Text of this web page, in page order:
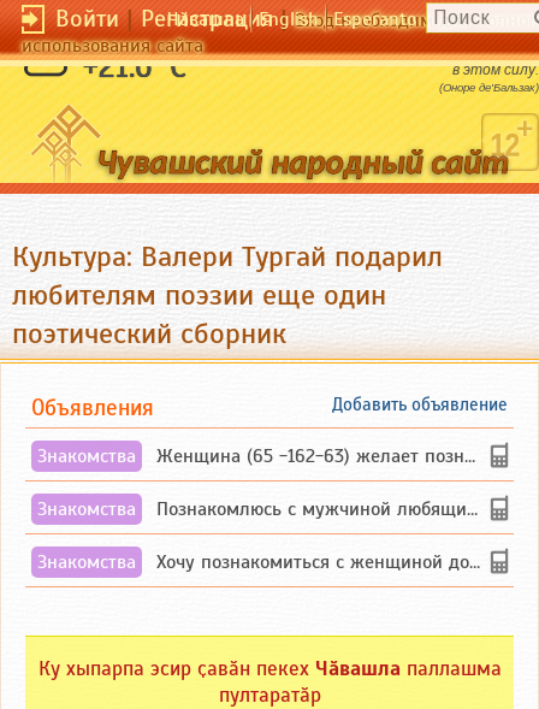
Войти|Регистрация|Вход необходим для
использования сайта
Чӑвашла English Esperanto
+21.6 °C
Осознав свою слабость, человек черпает
в этом силу.
(Оноре де'Бальзак)
Культура: Валери Тургай подарил
любителям поэзии еще один
поэтический сборник
Добавить объявление
Объявления
Знакомства Женщина (65 -162-63) желает познакомиться с одиноким, добродушным, без вредных ...
Знакомства Познакомлюсь с мужчиной любящим танцевать и петь на родном чувашском языке
Знакомства Хочу познакомиться с женщиной до 55 лет чувашской или русской национальности дл...
Ку хыпарпа эсир ҫавӑн пекех Чӑвашла паллашма
пултаратӑр